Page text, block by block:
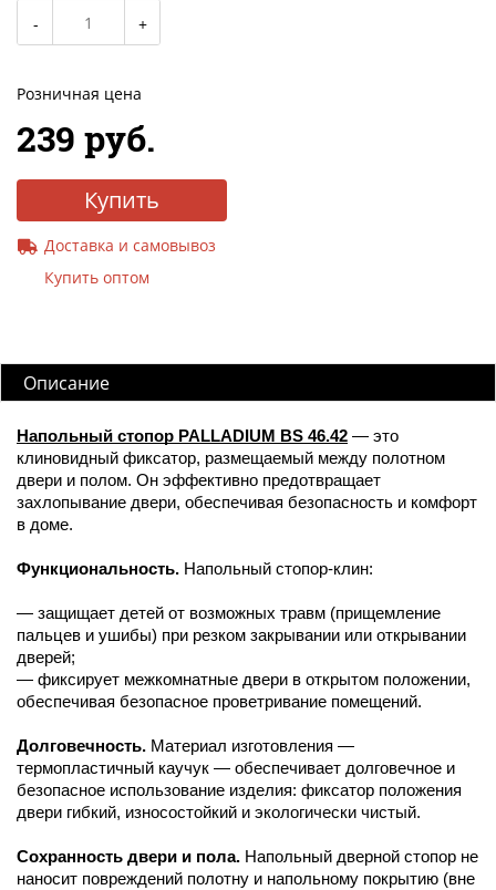
Розничная цена
239 руб.
Купить
Доставка и самовывоз
Купить оптом
Описание
Напольный стопор PALLADIUM BS 46.42 — это
клиновидный фиксатор, размещаемый между полотном
двери и полом. Он эффективно предотвращает
захлопывание двери, обеспечивая безопасность и комфорт
в доме.
Функциональность. Напольный стопор-клин:
— защищает детей от возможных травм (прищемление
пальцев и ушибы) при резком закрывании или открывании
дверей;
— фиксирует межкомнатные двери в открытом положении,
обеспечивая безопасное проветривание помещений.
Долговечность. Материал изготовления —
термопластичный каучук — обеспечивает долговечное и
безопасное использование изделия: фиксатор положения
двери гибкий, износостойкий и экологически чистый.
Сохранность двери и пола. Напольный дверной стопор не
наносит повреждений полотну и напольному покрытию (вне